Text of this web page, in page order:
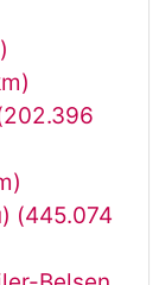
(445.074